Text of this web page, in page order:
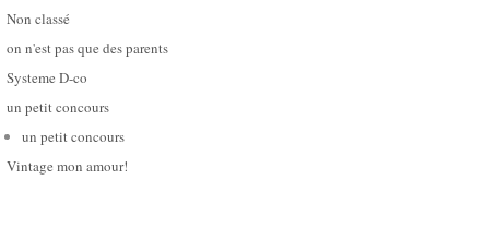
Non classé
on n'est pas que des parents
Systeme D-co
un petit concours
un petit concours
Vintage mon amour!